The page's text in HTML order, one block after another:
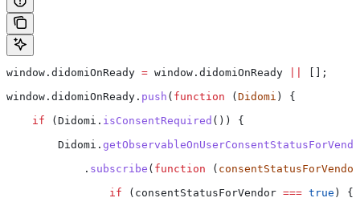
window . didomiOnReady = window . didomiOnReady
[];
window . didomiOnReady . push ( function ( Didomi ) {
    if
( Didomi . isConsentRequired ()) {
        Didomi
.
            .
subscribe ( function ( consentStatusForVendor
                if
( consentStatusForVendor === true ) {